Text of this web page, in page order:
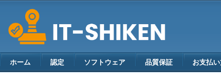
ホーム 認定 ソフトウェア 品質保証 お支払